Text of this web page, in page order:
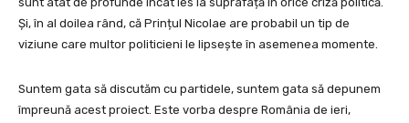
Și, în al doilea rând, că Prințul Nicolae are probabil un tip de
viziune care multor politicieni le lipsește în asemenea momente.
Suntem gata să discutăm cu partidele, suntem gata să depunem
împreună acest proiect. Este vorba despre România de ieri,